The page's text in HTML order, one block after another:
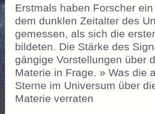
Erstmals haben Forscher
dem dunklen Zeitalter des
gemessen, als sich die
bildeten. Die Stärke des
gängige Vorstellungen über
Materie in Frage. » Was die
Sterne im Universum über
Materie verraten